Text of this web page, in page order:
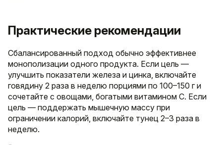
Практические рекомендации
Сбалансированный подход обычно эффективнее
монополизации одного продукта. Если цель —
улучшить показатели железа и цинка, включайте
говядину 2 раза в неделю порциями по 100–150 г и
сочетайте с овощами, богатыми витамином C. Если
цель — поддержать мышечную массу при
ограничении калорий, включайте тунец 2–3 раза в
неделю.